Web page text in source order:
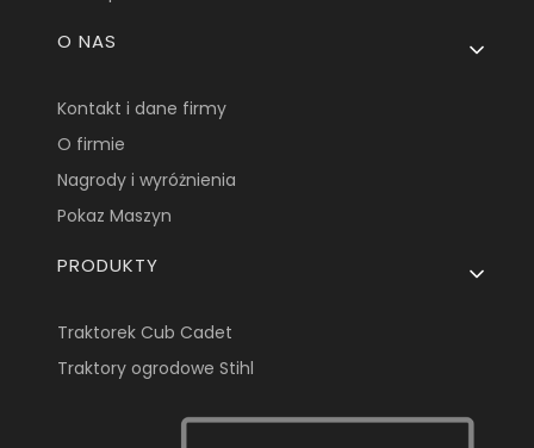
O NAS
Kontakt i dane firmy
O firmie
Nagrody i wyróżnienia
Pokaz Maszyn
PRODUKTY
Traktorek Cub Cadet
Traktory ogrodowe Stihl